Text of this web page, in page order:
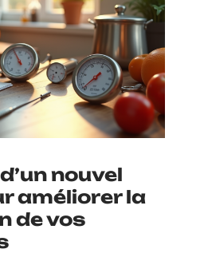
nouvel
améliorer la
de vos